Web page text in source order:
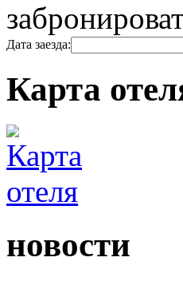
Дата заезда:
Карта
новости